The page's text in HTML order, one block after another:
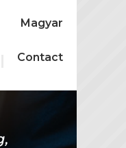
Magyar
Contact